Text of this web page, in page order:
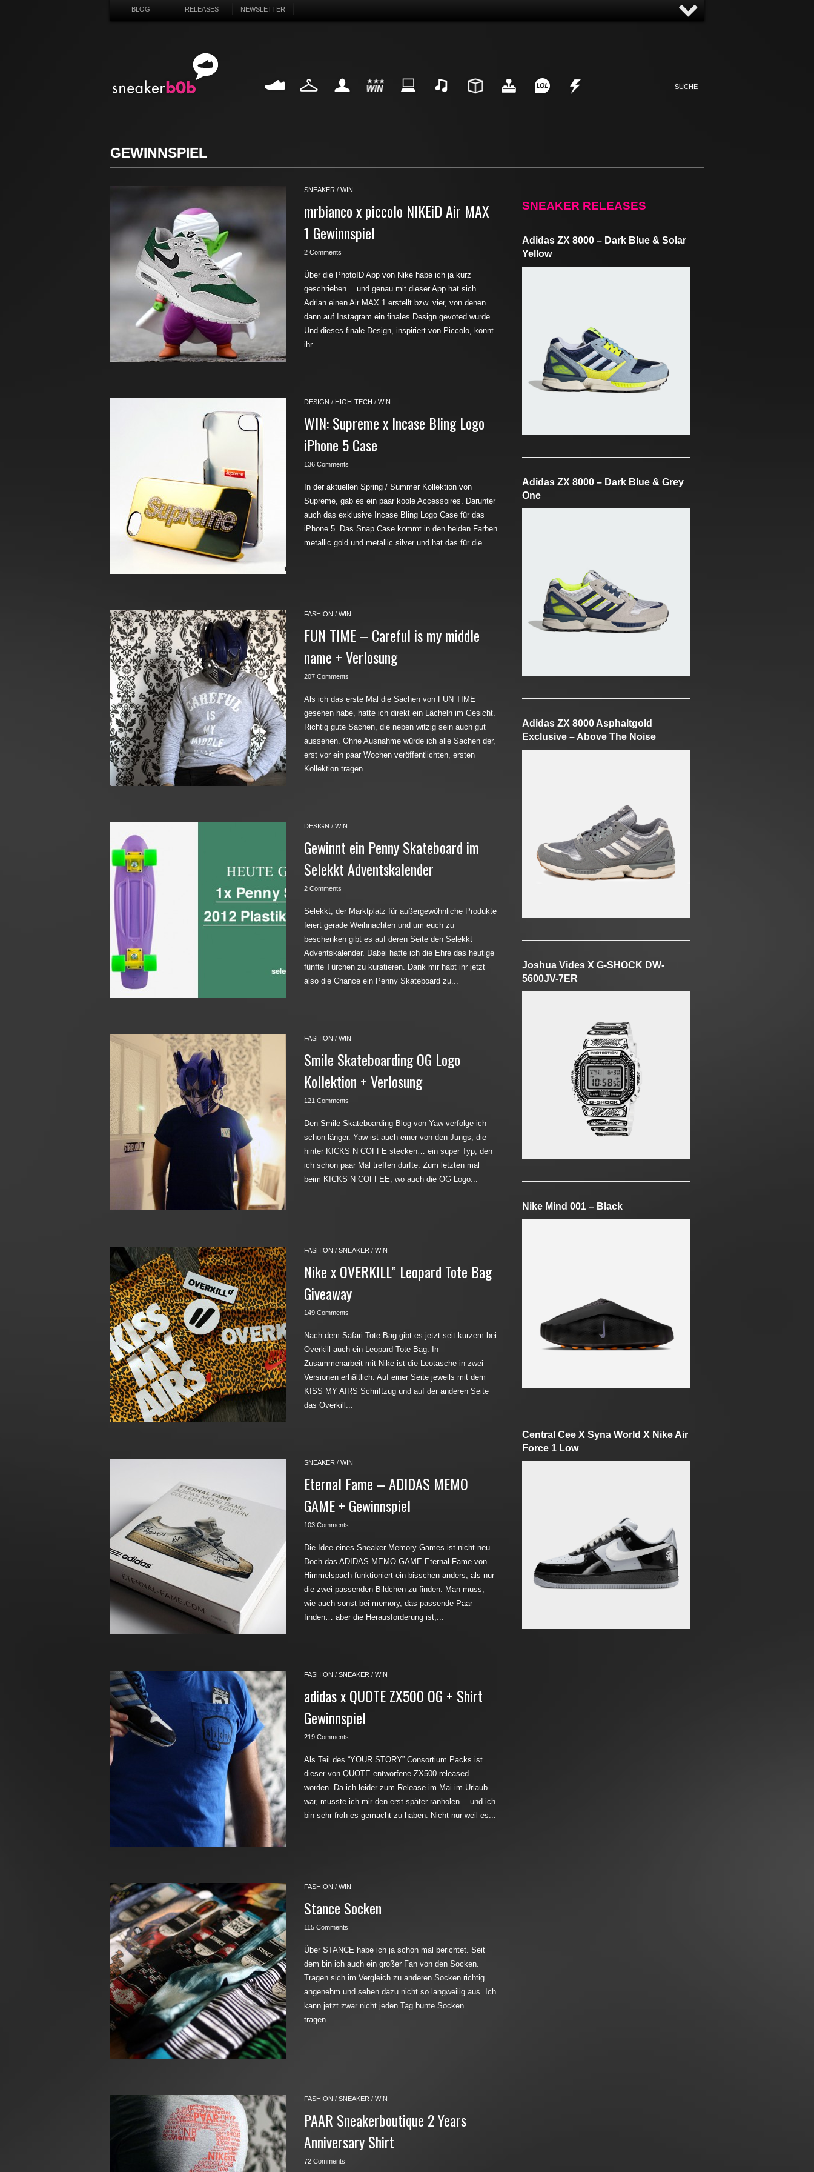
BLOG RELEASES NEWSLETTER
GEWINNSPIEL
SNEAKER / WIN
mrbianco x piccolo NIKEiD Air MAX
1 Gewinnspiel
2 Comments
Über die PhotoID App von Nike habe ich ja kurz
geschrieben… und genau mit dieser App hat sich
Adrian einen Air MAX 1 erstellt bzw. vier, von denen
dann auf Instagram ein finales Design gevoted wurde.
Und dieses finale Design, inspiriert von Piccolo, könnt
ihr...
DESIGN / HIGH-TECH / WIN
WIN: Supreme x Incase Bling Logo
iPhone 5 Case
136 Comments
In der aktuellen Spring / Summer Kollektion von
Supreme, gab es ein paar koole Accessoires. Darunter
auch das exklusive Incase Bling Logo Case für das
iPhone 5. Das Snap Case kommt in den beiden Farben
metallic gold und metallic silver und hat das für die...
FASHION / WIN
FUN TIME – Careful is my middle
name + Verlosung
207 Comments
Als ich das erste Mal die Sachen von FUN TIME
gesehen habe, hatte ich direkt ein Lächeln im Gesicht.
Richtig gute Sachen, die neben witzig sein auch gut
aussehen. Ohne Ausnahme würde ich alle Sachen der,
erst vor ein paar Wochen veröffentlichten, ersten
Kollektion tragen....
DESIGN / WIN
Gewinnt ein Penny Skateboard im
Selekkt Adventskalender
2 Comments
Selekkt, der Marktplatz für außergewöhnliche Produkte
feiert gerade Weihnachten und um euch zu
beschenken gibt es auf deren Seite den Selekkt
Adventskalender. Dabei hatte ich die Ehre das heutige
fünfte Türchen zu kuratieren. Dank mir habt ihr jetzt
also die Chance ein Penny Skateboard zu...
FASHION / WIN
Smile Skateboarding OG Logo
Kollektion + Verlosung
121 Comments
Den Smile Skateboarding Blog von Yaw verfolge ich
schon länger. Yaw ist auch einer von den Jungs, die
hinter KICKS N COFFE stecken… ein super Typ, den
ich schon paar Mal treffen durfte. Zum letzten mal
beim KICKS N COFFEE, wo auch die OG Logo...
FASHION / SNEAKER / WIN
Nike x OVERKILL” Leopard Tote Bag
Giveaway
149 Comments
Nach dem Safari Tote Bag gibt es jetzt seit kurzem bei
Overkill auch ein Leopard Tote Bag. In
Zusammenarbeit mit Nike ist die Leotasche in zwei
Versionen erhältlich. Auf einer Seite jeweils mit dem
KISS MY AIRS Schriftzug und auf der anderen Seite
das Overkill...
SNEAKER / WIN
Eternal Fame – ADIDAS MEMO
GAME + Gewinnspiel
103 Comments
Die Idee eines Sneaker Memory Games ist nicht neu.
Doch das ADIDAS MEMO GAME Eternal Fame von
Himmelspach funktioniert ein bisschen anders, als nur
die zwei passenden Bildchen zu finden. Man muss,
wie auch sonst bei memory, das passende Paar
finden… aber die Herausforderung ist,...
FASHION / SNEAKER / WIN
adidas x QUOTE ZX500 OG + Shirt
Gewinnspiel
219 Comments
Als Teil des “YOUR STORY” Consortium Packs ist
dieser von QUOTE entworfene ZX500 released
worden. Da ich leider zum Release im Mai im Urlaub
war, musste ich mir den erst später ranholen… und ich
bin sehr froh es gemacht zu haben. Nicht nur weil es...
FASHION / WIN
Stance Socken
115 Comments
Über STANCE habe ich ja schon mal berichtet. Seit
dem bin ich auch ein großer Fan von den Socken.
Tragen sich im Vergleich zu anderen Socken richtig
angenehm und sehen dazu nicht so langweilig aus. Ich
kann jetzt zwar nicht jeden Tag bunte Socken
tragen…...
FASHION / SNEAKER / WIN
PAAR Sneakerboutique 2 Years
Anniversary Shirt
72 Comments
SNEAKER RELEASES
Adidas ZX 8000 – Dark Blue & Solar
Yellow
Adidas ZX 8000 – Dark Blue & Grey
One
Adidas ZX 8000 Asphaltgold
Exclusive – Above The Noise
Joshua Vides X G-SHOCK DW-
5600JV-7ER
Nike Mind 001 – Black
Central Cee X Syna World X Nike Air
Force 1 Low